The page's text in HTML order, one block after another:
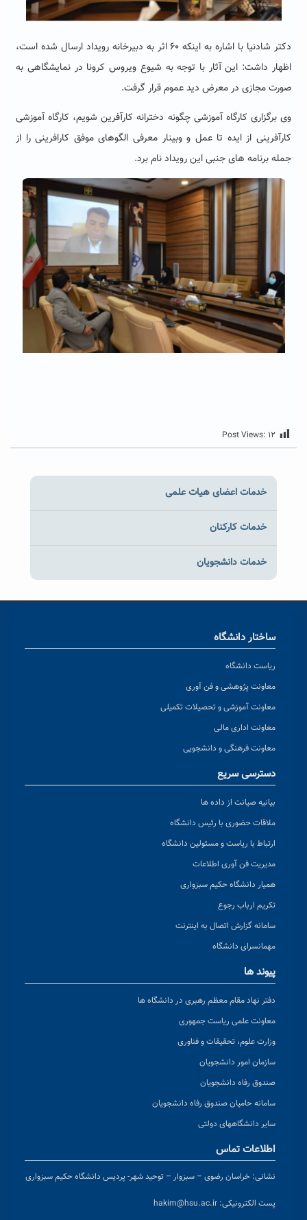
دکتر شادنیا با اشاره به اینکه ۶۰ اثر به دبیرخانه رویداد ارسال شده است،
اظهار داشت: این آثار با توجه به شیوع ویروس کرونا در نمایشگاهی به
صورت مجازی در معرض دید عموم قرار گرفت.
وی برگزاری کارگاه آموزشی چگونه دخترانه کارآفرین شویم، کارگاه آموزشی
کارآفرینی از ایده تا عمل و وبینار معرفی الگوهای موفق کارافرینی را از
جمله برنامه های جنبی این رویداد نام برد.
Post Views: ۱۲
خدمات اعضای هیات علمی
خدمات کارکنان
خدمات دانشجویان
ساختار دانشگاه
ریاست دانشگاه
معاونت پژوهشی و فن آوری
معاونت آموزشی و تحصیلات تکمیلی
معاونت اداری مالی
معاونت فرهنگی و دانشجویی
دسترسی سریع
بیانیه صیانت از داده ها
ملاقات حضوری با رئیس دانشگاه
ارتباط با ریاست و مسئولین دانشگاه
مدیریت فن آوری اطلاعات
همیار دانشگاه حکیم سبزواری
تکریم ارباب رجوع
سامانه گزارش اتصال به اینترنت
مهمانسرای دانشگاه
پیوند ها
دفتر نهاد مقام معظم رهبری در دانشگاه ها
معاونت علمی ریاست جمهوری
وزارت علوم، تحقیقات و فناوری
سازمان امور دانشجویان
صندوق رفاه دانشجویان
سامانه حامیان صندوق رفاه دانشجویان
سایر دانشگاههای دولتی
اطلاعات تماس
نشانی: خراسان رضوی – سبزوار – توحید شهر- پردیس دانشگاه حکیم سبزواری
پست الکترونیکی: hakim@hsu.ac.ir